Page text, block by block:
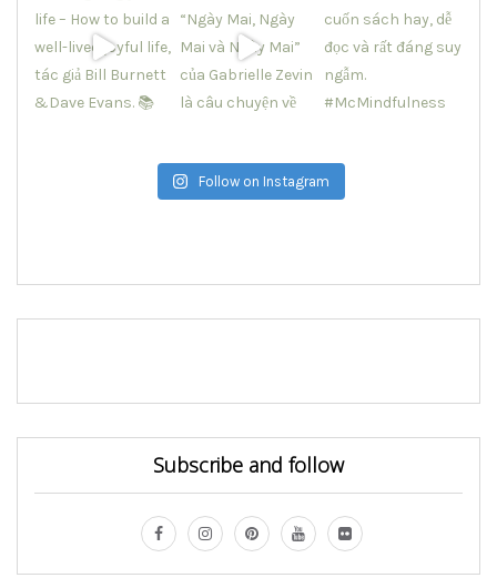
Follow on Instagram
Subscribe and follow